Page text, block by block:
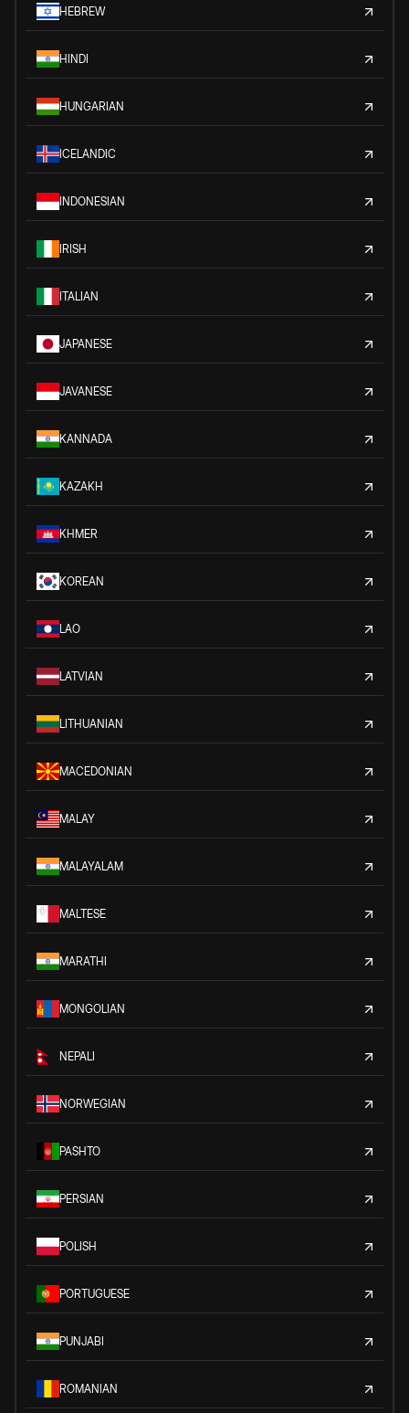
HEBREW
HINDI
HUNGARIAN
ICELANDIC
INDONESIAN
IRISH
ITALIAN
JAPANESE
JAVANESE
KANNADA
KAZAKH
KHMER
KOREAN
LAO
LATVIAN
LITHUANIAN
MACEDONIAN
MALAY
MALAYALAM
MALTESE
MARATHI
MONGOLIAN
NEPALI
NORWEGIAN
PASHTO
PERSIAN
POLISH
PORTUGUESE
PUNJABI
ROMANIAN